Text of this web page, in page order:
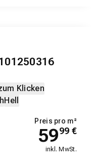
Klicken
Hell
Preis pro m²
5999 €
inkl. MwSt.